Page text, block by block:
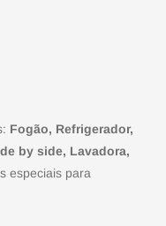
Fogão, Refrigerador,
by side, Lavadora,
especiais para